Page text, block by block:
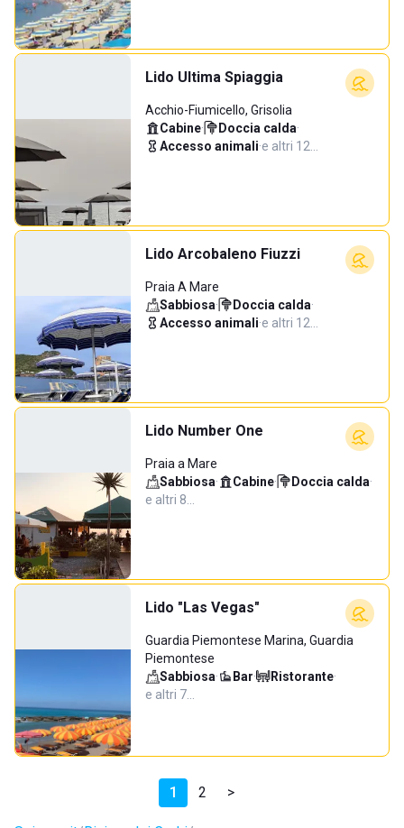
Lido Ultima Spiaggia
Acchio-Fiumicello, Grisolia
Cabine· Doccia calda·
Accesso animali·e altri 12…
Lido Arcobaleno Fiuzzi
Praia A Mare
Sabbiosa· Doccia calda·
Accesso animali·e altri 12…
Lido Number One
Praia a Mare
Sabbiosa· Cabine· Doccia calda·
e altri 8…
Lido "Las Vegas"
Guardia Piemontese Marina, Guardia
Piemontese
Sabbiosa· Bar· Ristorante·
e altri 7…
1 2 >